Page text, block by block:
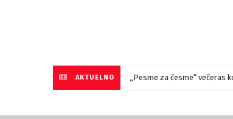
AKTUELNO „Pesme za česme“ večeras